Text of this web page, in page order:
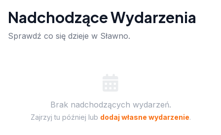
Nadchodzące Wydarzenia
Sprawdź co się dzieje w Sławno.
Brak nadchodzących wydarzeń.
Zajrzyj tu później lub dodaj własne wydarzenie.